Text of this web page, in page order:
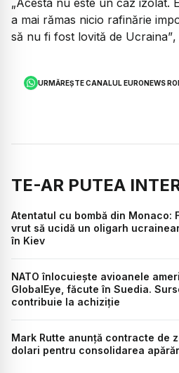
a mai rămas nicio rafinărie
să nu fi fost lovită de Ucraina”,
URMĂREȘTE CANALUL EURONEWS
TE-AR PUTEA
Atentatul cu bombă din Monaco:
vrut să ucidă un oligarh
în Kiev
NATO înlocuiește avioanele
GlobalEye, făcute în Suedia.
contribuie la achiziție
Mark Rutte anunță contracte de
dolari pentru consolidarea